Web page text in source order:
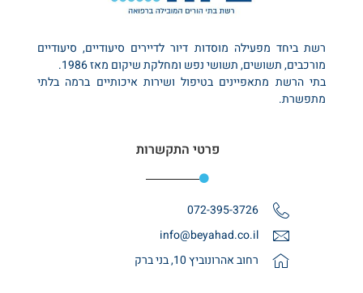
רשת ביחד מפעילה מוסדות דיור לדיירים סיעודיים, סיעודיים
מורכבים, תשושים, תשושי נפש ומחלקת שיקום מאז 1986.
בתי הרשת מתאפיינים בטיפול ושירות איכותיים ברמה בלתי
מתפשרת.
פרטי התקשרות
072-395-3726
info@beyahad.co.il
רחוב אהרונוביץ 10, בני ברק